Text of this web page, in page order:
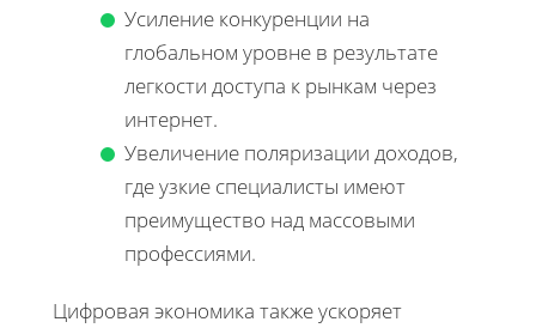
Усиление конкуренции на
глобальном уровне в результате
легкости доступа к рынкам через
интернет.
Увеличение поляризации доходов,
где узкие специалисты имеют
преимущество над массовыми
профессиями.
Цифровая экономика также ускоряет